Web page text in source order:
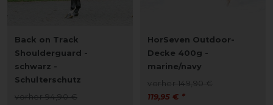
Back on Track
Shoulderguard -
schwarz -
Schulterschutz
vorher 94,90 €
HorSeven Outdoor-
Decke 400g -
marine/navy
vorher 149,90 €
119,95 € *